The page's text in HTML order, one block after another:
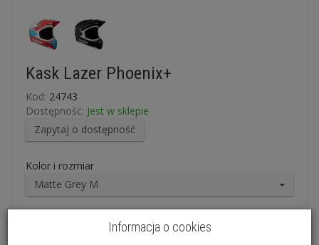
Kask Lazer Phoenix+
Kod: 24743
Dostępność: Jest w sklepie
Zapytaj o dostępność
Kolor i rozmiar
Matte Grey M
519,00 zł
Informacja o cookies